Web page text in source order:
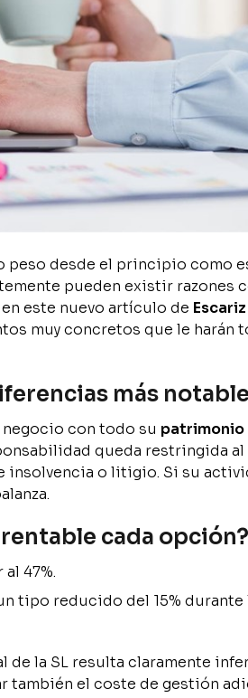
desde el principio como
pueden existir razones
este nuevo artículo de Escariz
muy concretos que le harán
más
negocio con todo su patrimonio
queda restringida
insolvencia o litigio. Si su
cada opción?
47%.
tipo reducido del 15% durante
de la SL resulta claramente
también el coste de gestión